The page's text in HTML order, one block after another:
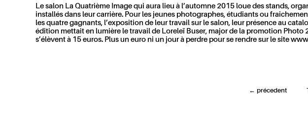
Le salon La Quatrième Image qui aura lieu à l’automne 2015 loue des stands,
installés dans leur carrière. Pour les jeunes photographes, étudiants ou
les quatre gagnants, l’exposition de leur travail sur le salon, leur présence au
édition mettait en lumière le travail de Loreleï Buser, major de la promotion
s’élèvent à 15 euros. Plus un euro ni un jour à perdre pour se rendre sur le site
← précedent